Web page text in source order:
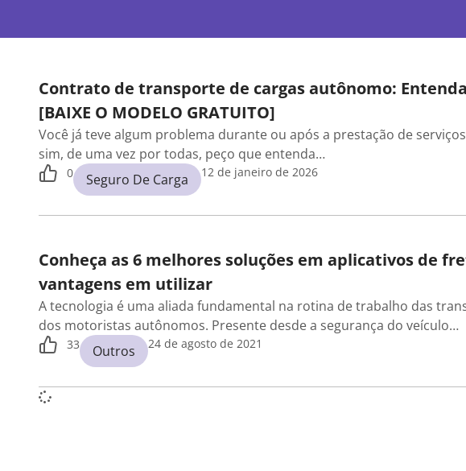
Contrato de transporte de cargas autônomo:
[BAIXE O MODELO GRATUITO]
Você já teve algum problema durante ou após a prestação de
sim, de uma vez por todas, peço que entenda…
0 Seguro De Carga 12 de janeiro de 2026
Conheça as 6 melhores soluções em aplicativos de
vantagens em utilizar
A tecnologia é uma aliada fundamental na rotina de trabalho das
dos motoristas autônomos. Presente desde a segurança do veículo…
33 Outros 24 de agosto de 2021